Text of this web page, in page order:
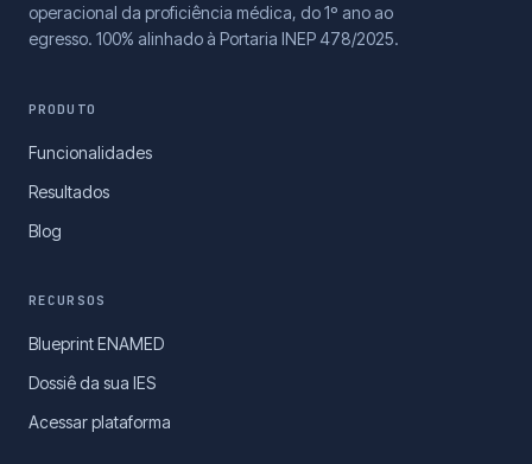
operacional da proficiência médica, do 1º ano ao
egresso. 100% alinhado à Portaria INEP 478/2025.
PRODUTO
Funcionalidades
Resultados
Blog
RECURSOS
Blueprint ENAMED
Dossiê da sua IES
Acessar plataforma